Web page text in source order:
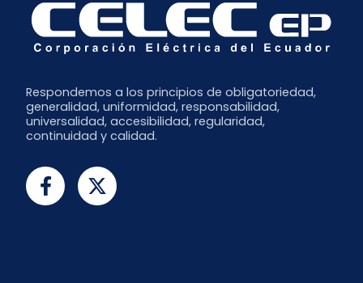
Respondemos a los principios de obligatoriedad,
generalidad, uniformidad, responsabilidad,
universalidad, accesibilidad, regularidad,
continuidad y calidad.